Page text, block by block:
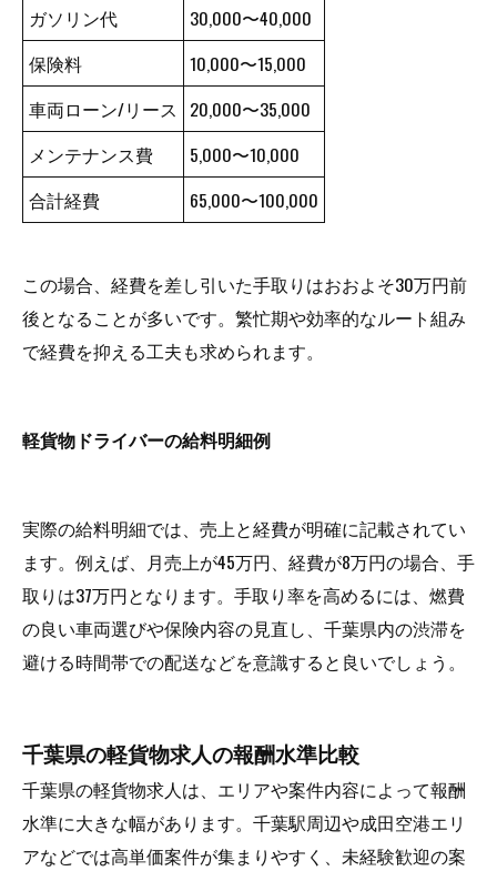
ガソリン代
30,000〜40,000
保険料
10,000〜15,000
車両ローン/リース 20,000〜35,000
メンテナンス費
5,000〜10,000
合計経費
65,000〜100,000
この場合、経費を差し引いた手取りはおおよそ30万円前
後となることが多いです。繁忙期や効率的なルート組み
で経費を抑える工夫も求められます。
軽貨物ドライバーの給料明細例
実際の給料明細では、売上と経費が明確に記載されてい
ます。例えば、月売上が45万円、経費が8万円の場合、手
取りは37万円となります。手取り率を高めるには、燃費
の良い車両選びや保険内容の見直し、千葉県内の渋滞を
避ける時間帯での配送などを意識すると良いでしょう。
千葉県の軽貨物求人の報酬水準比較
千葉県の軽貨物求人は、エリアや案件内容によって報酬
水準に大きな幅があります。千葉駅周辺や成田空港エリ
アなどでは高単価案件が集まりやすく、未経験歓迎の案